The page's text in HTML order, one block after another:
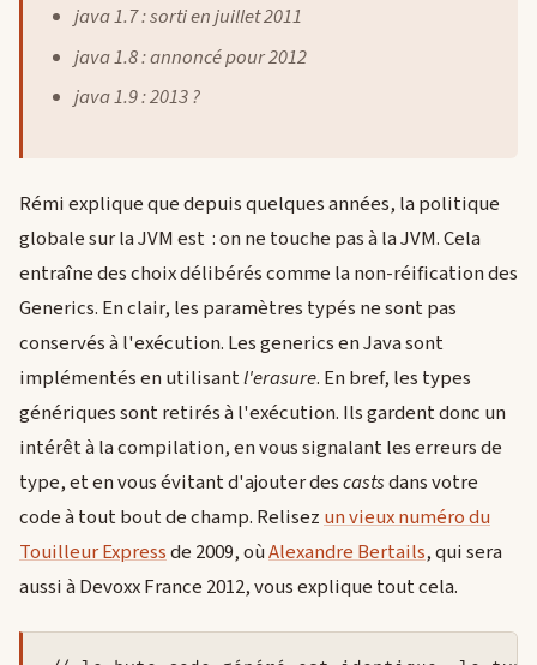
java 1.7 : sorti en juillet 2011
java 1.8 : annoncé pour 2012
java 1.9 : 2013 ?
Rémi explique que depuis quelques années, la politique
globale sur la JVM est : on ne touche pas à la JVM. Cela
entraîne des choix délibérés comme la non-réification des
Generics. En clair, les paramètres typés ne sont pas
conservés à l'exécution. Les generics en Java sont
implémentés en utilisantl'erasure. En bref, les types
génériques sont retirés à l'exécution. Ils gardent donc un
intérêt à la compilation, en vous signalant les erreurs de
type, et en vous évitant d'ajouter descastsdans votre
code à tout bout de champ. Relisez un vieux numéro du
Touilleur Expressde 2009, oùAlexandre Bertails, qui sera
aussi à Devoxx France 2012, vous explique tout cela.